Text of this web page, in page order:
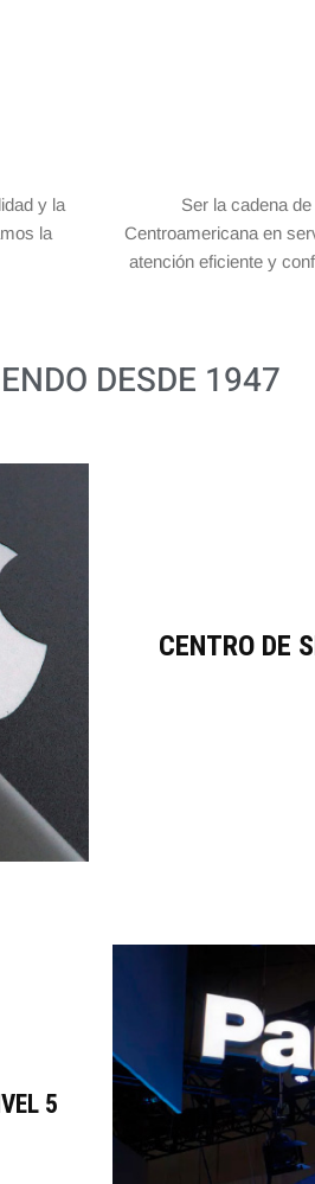
y la
la
Ser la cadena
Centroamericana en
atención eficiente y
DESDE 1947
CENTRO DE
5